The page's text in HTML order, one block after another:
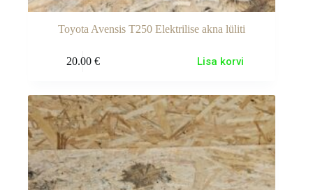
Toyota Avensis T250 Elektrilise akna lüliti
20.00 € Lisa korvi